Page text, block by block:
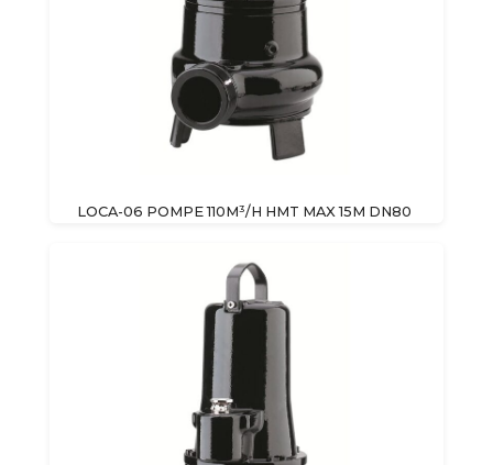
LOCA-06 POMPE 110M³/H HMT MAX 15M DN80